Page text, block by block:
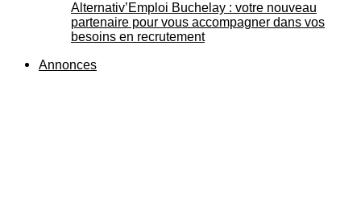
Alternativ’Emploi Buchelay : votre nouveau
partenaire pour vous accompagner dans vos
besoins en recrutement
Annonces